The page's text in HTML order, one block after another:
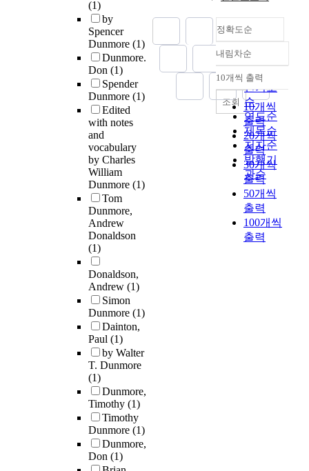
(1)
by
Spencer
Dunmore (1)
Dunmore.
Don (1)
Spender
Dunmore (1)
Edited
with notes
and
vocabulary
by Charles
William
Dunmore (1)
Tom
Dunmore,
Andrew
Donaldson
(1)
Donaldson,
Andrew (1)
Simon
Dunmore (1)
Dainton,
Paul (1)
by Walter
T. Dunmore
(1)
Dunmore,
Timothy (1)
Timothy
Dunmore (1)
Dunmore,
Don (1)
정확도순
정확도
순
인기도
순
연도순
제목순
저자순
발행기
관순
내림차순
내림차순
10개씩 출력
10개씩
출력
20개씩
출력
30개씩
출력
50개씩
출력
100개씩
출력
조회